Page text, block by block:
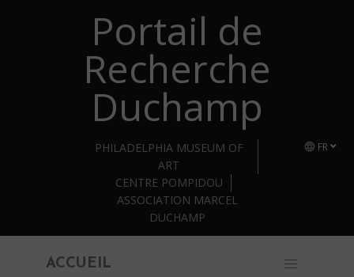
Retourner au contenu principal
Portail de
Recherche
Duchamp
FR
PHILADELPHIA MUSEUM OF
ART
CENTRE POMPIDOU
ASSOCIATION MARCEL
DUCHAMP
ACCUEIL